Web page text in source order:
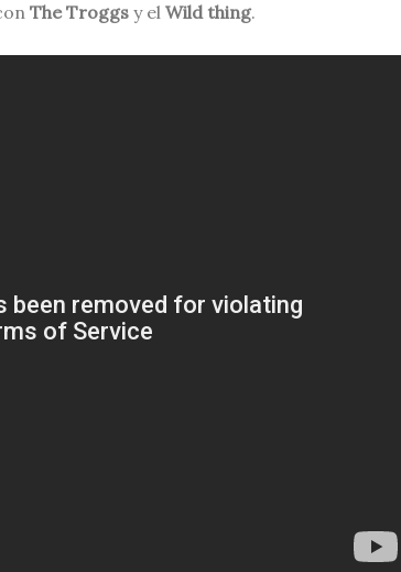
The Troggs y el Wild thing.